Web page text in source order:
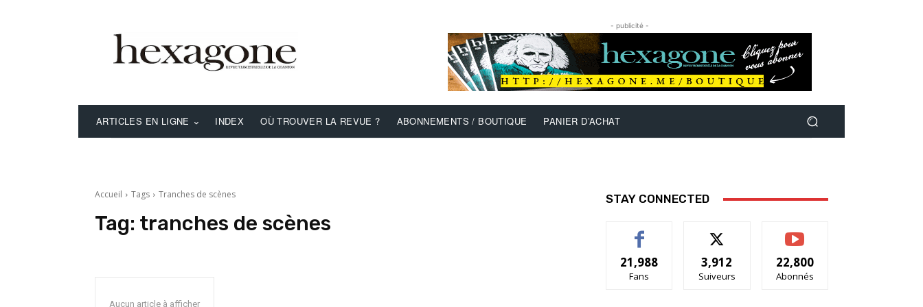
- publicité -
ARTICLES EN LIGNE INDEX OÙ TROUVER LA REVUE ? ABONNEMENTS / BOUTIQUE PANIER D’ACHAT
Accueil Tags Tranches de scènes
Tag: tranches de scènes
Aucun article à afficher
STAY CONNECTED
21,988
Fans
3,912
Suiveurs
22,800
Abonnés